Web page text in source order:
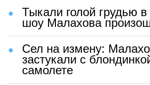
Тыкали голой грудью
шоу Малахова
Сел на измену:
застукали с
самолете